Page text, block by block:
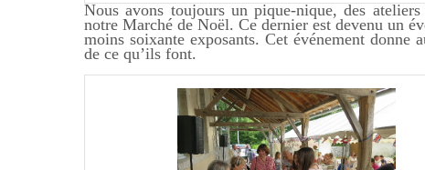
Nous avons toujours un pique-nique, des
notre Marché de Noël. Ce dernier est devenu un
moins soixante exposants. Cet événement donne
de ce qu’ils font.